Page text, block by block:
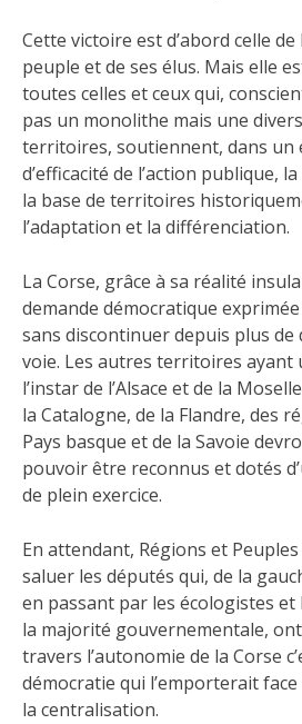
Cette victoire est d’abord celle de
peuple et de ses élus. Mais elle
toutes celles et ceux qui,
pas un monolithe mais une
territoires, soutiennent, dans un
d’efficacité de l’action publique,
la base de territoires
l’adaptation et la différenciation.
La Corse, grâce à sa réalité
demande démocratique
sans discontinuer depuis plus de
voie. Les autres territoires ayant
l’instar de l’Alsace et de la
la Catalogne, de la Flandre, des
Pays basque et de la Savoie
pouvoir être reconnus et dotés
de plein exercice.
En attendant, Régions et
saluer les députés qui, de la
en passant par les écologistes
la majorité gouvernementale, ont
travers l’autonomie de la Corse
démocratie qui l’emporterait
la centralisation.